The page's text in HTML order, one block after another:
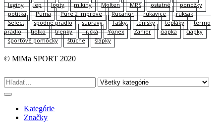
legíny
lep lopty mikiny Molten MPS ostatné
ponožky
potítka
Puma Pure 2 Improve Rucanor rukavice
ruksak
Select
spodne pradlo súpravy Tašky tenisky tepláky
termo
prádlo
tielko trenky Tričká Yonex Zanier čiapka
čiapky
športové pomôcky
štucne šľapky
© MiMa SPORT 2020
Kategórie
Značky